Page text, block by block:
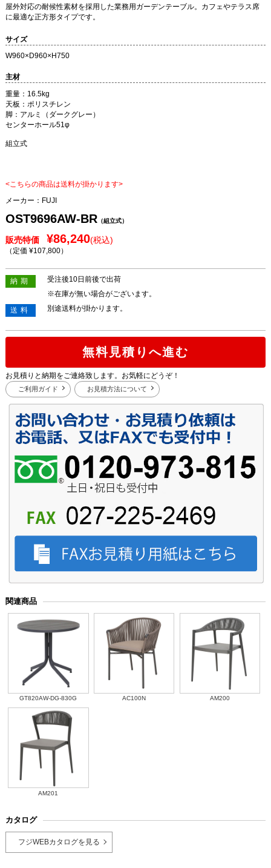
屋外対応の耐候性素材を採用した業務用ガーデンテーブル。カフェやテラス席
に最適な正方形タイプです。
サイズ
W960×D960×H750
主材
重量：16.5kg
天板：ポリスチレン
脚：アルミ（ダークグレー）
センターホール51φ
組立式
<こちらの商品は送料が掛かります>
メーカー： FUJI
OST9696AW-BR（組立式）
販売特価 ¥86,240(税込)
（定価 ¥107,800）
納期
受注後10日前後で出荷
※在庫が無い場合がございます。
送料
別途送料が掛かります。
無料見積りへ進む
お見積りと納期をご連絡致します。お気軽にどうぞ！
ご利用ガイド お見積方法について
関連商品
GT820AW-DG-830G AC100N AM200
AM201
カタログ
フジWEBカタログを見る